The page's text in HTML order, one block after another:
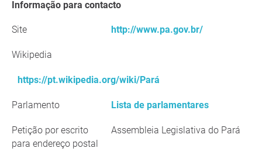
Informação para contacto
Site http://www.pa.gov.br/
Wikipedia
https://pt.wikipedia.org/wiki/Pará
Parlamento Lista de parlamentares
Petição por escrito
para endereço postal
Assembleia Legislativa do Pará